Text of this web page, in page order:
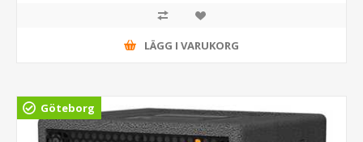
LÄGG I VARUKORG
Göteborg